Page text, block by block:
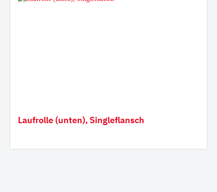
Laufrolle (unten), Singleflansch